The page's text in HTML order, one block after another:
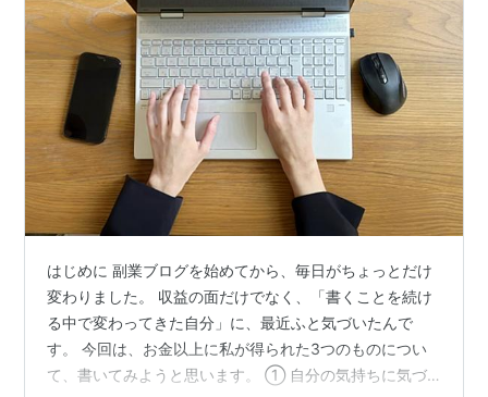
はじめに 副業ブログを始めてから、毎日がちょっとだけ
変わりました。 収益の面だけでなく、「書くことを続け
る中で変わってきた自分」に、最近ふと気づいたんで
す。 今回は、お金以上に私が得られた3つのものについ
て、書いてみようと思います。 ① 自分の気持ちに気づ